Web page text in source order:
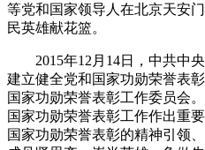
等党和国家领导人在北京天安
民英雄献花篮。
2015年12月14日，中共中央
建立健全党和国家功勋荣誉表
国家功勋荣誉表彰工作委员会
国家功勋荣誉表彰工作作出重
国家功勋荣誉表彰的精神引领